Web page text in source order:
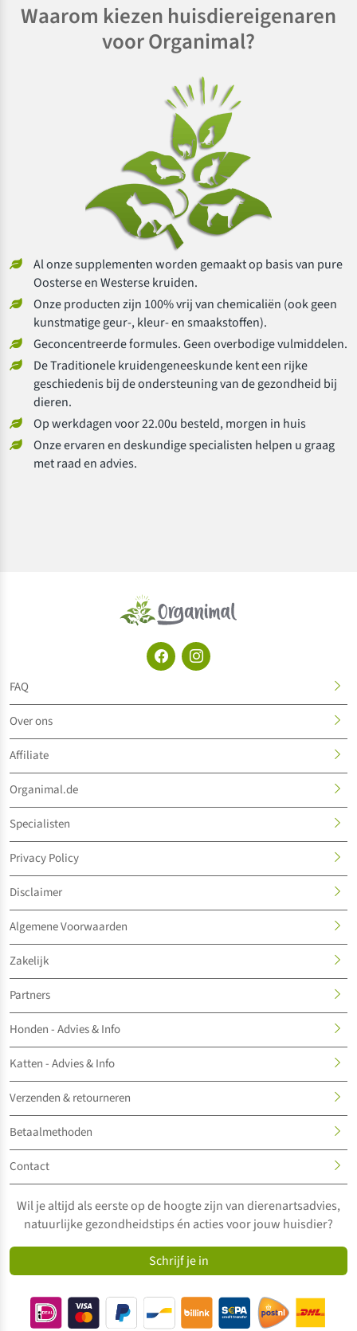
Waarom kiezen huisdiereigenaren
voor Organimal?
Al onze supplementen worden gemaakt op basis van pure
Oosterse en Westerse kruiden.
Onze producten zijn 100% vrij van chemicaliën (ook geen
kunstmatige geur-, kleur- en smaakstoffen).
Geconcentreerde formules. Geen overbodige vulmiddelen.
De Traditionele kruidengeneeskunde kent een rijke
geschiedenis bij de ondersteuning van de gezondheid bij
dieren.
Op werkdagen voor 22.00u besteld, morgen in huis
Onze ervaren en deskundige specialisten helpen u graag
met raad en advies.
FAQ
Over ons
Affiliate
Organimal.de
Specialisten
Privacy Policy
Disclaimer
Algemene Voorwaarden
Zakelijk
Partners
Honden - Advies & Info
Katten - Advies & Info
Verzenden & retourneren
Betaalmethoden
Contact
Wil je altijd als eerste op de hoogte zijn van dierenartsadvies,
natuurlijke gezondheidstips én acties voor jouw huisdier?
Schrijf je in